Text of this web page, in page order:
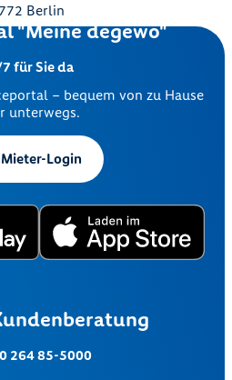
Berlin
"Meine degewo"
für Sie da
– bequem von zu Hause
unterwegs.
Mieter-Login
264 85-5000